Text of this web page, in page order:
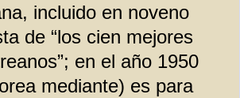
incluido en noveno
de “los cien mejores
en el año 1950
mediante) es para